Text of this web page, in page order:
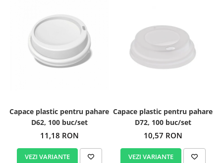
Capace plastic pentru pahare
D62, 100 buc/set
11,18 RON
VEZI VARIANTE
Capace plastic pentru pahare
D72, 100 buc/set
10,57 RON
VEZI VARIANTE